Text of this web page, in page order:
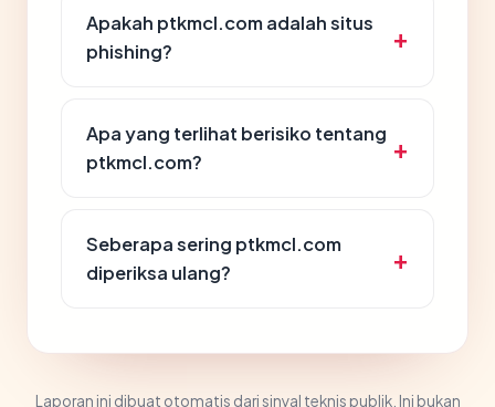
Apakah ptkmcl.com adalah situs
phishing?
Apa yang terlihat berisiko tentang
ptkmcl.com?
Seberapa sering ptkmcl.com
diperiksa ulang?
Laporan ini dibuat otomatis dari sinyal teknis publik. Ini bukan